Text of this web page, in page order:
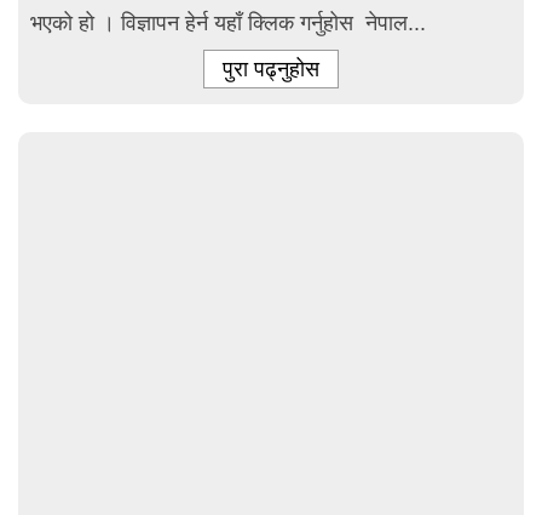
भएको हो । विज्ञापन हेर्न यहाँ क्लिक गर्नुहोस नेपाल...
पुरा पढ्नुहोस